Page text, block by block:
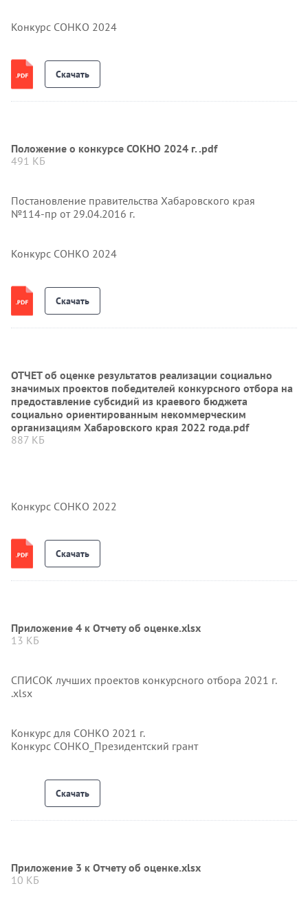
Конкурс СОНКО 2024
Скачать
Положение о конкурсе СОКНО 2024 г. .pdf
491 КБ
Постановление правительства Хабаровского края
№114-пр от 29.04.2016 г.
Конкурс СОНКО 2024
Скачать
ОТЧЕТ об оценке результатов реализации социально
значимых проектов победителей конкурсного отбора на
предоставление субсидий из краевого бюджета
социально ориентированным некоммерческим
организациям Хабаровского края 2022 года.pdf
887 КБ
Конкурс СОНКО 2022
Скачать
Приложение 4 к Отчету об оценке.xlsx
13 КБ
СПИСОК лучших проектов конкурсного отбора 2021 г.
.xlsx
Конкурс для СОНКО 2021 г.
Конкурс СОНКО_Президентский грант
Скачать
Приложение 3 к Отчету об оценке.xlsx
10 КБ